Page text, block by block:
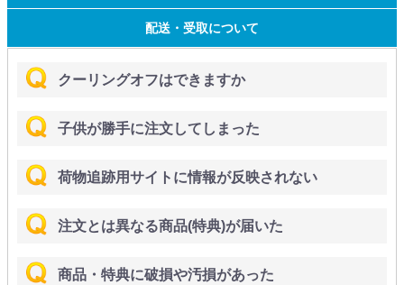
配送・受取について
クーリングオフはできますか
子供が勝手に注文してしまった
荷物追跡用サイトに情報が反映されない
注文とは異なる商品(特典)が届いた
商品・特典に破損や汚損があった